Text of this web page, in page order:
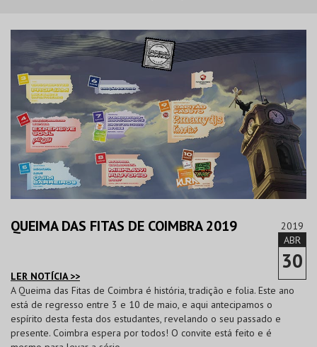
QUEIMA DAS FITAS DE COIMBRA 2019
LER NOTÍCIA >>
2019
ABR
30
A Queima das Fitas de Coimbra é história, tradição e folia. Este ano
está de regresso entre 3 e 10 de maio, e aqui antecipamos o
espírito desta festa dos estudantes, revelando o seu passado e
presente. Coimbra espera por todos! O convite está feito e é